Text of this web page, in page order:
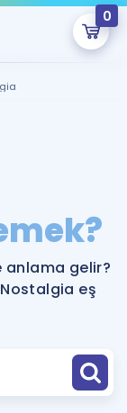
0
eğitim seni
anlama gelir?
eş